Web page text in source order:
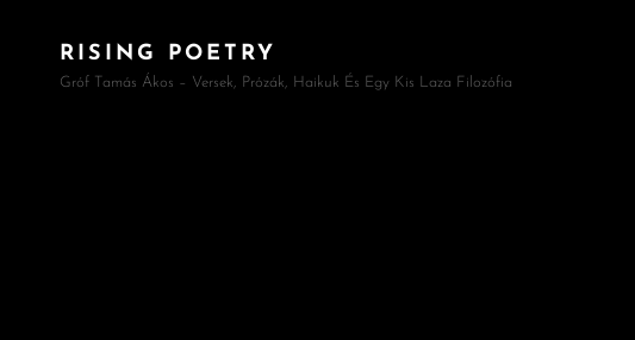
RISING POETRY
Gróf Tamás Ákos – Versek, Prózák, Haikuk És Egy Kis Laza Filozófia